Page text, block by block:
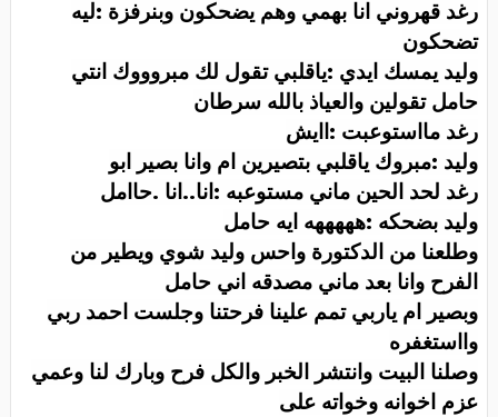
رغد قهروني انا بهمي وهم يضحكون وبنرفزة :ليه
تضحكون
وليد يمسك ايدي :ياقلبي تقول لك مبروووك انتي
حامل تقولين والعياذ بالله سرطان
رغد مااستوعبت :اايش
وليد :مبروك ياقلبي بتصيرين ام وانا بصير ابو
رغد لحد الحين ماني مستوعبه :انا..انا .حاامل
وليد بضحكه :هههههه ايه حامل
وطلعنا من الدكتورة واحس وليد شوي ويطير من
الفرح وانا بعد ماني مصدقه اني حامل
وبصير ام ياربي تمم علينا فرحتنا وجلست احمد ربي
وااستغفره
وصلنا البيت وانتشر الخبر والكل فرح وبارك لنا وعمي
عزم اخوانه وخواته على